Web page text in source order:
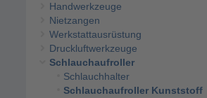
Handwerkzeuge
Nietzangen
Werkstattausrüstung
Druckluftwerkzeuge
Schlauchaufroller
Schlauchhalter
Schlauchaufroller Kunststoff